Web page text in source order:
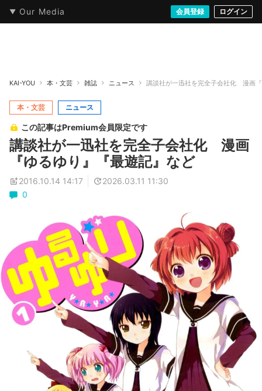
Our Media 会員登録 ログイン
本・文芸 情報化社会 音楽・映像 ゲームストリート
KAI-YOU 本・文芸 雑誌 ニュース 講談社が一迅社を完全子会社化 漫画
本・文芸 ニュース
この記事はPremium会員限定です
講談社が一迅社を完全子会社化 漫画
『ゆるゆり』『最遊記』など
2016.10.14 14:17
2026.03.11 11:30
0